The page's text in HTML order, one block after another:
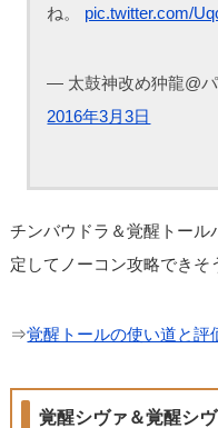
ね。 pic.twitter.com/
— 太鼓神改め狆龍@
2016年3月3日
チンバウドラ＆覚醒トール
定してノーコン攻略できそ
⇒覚醒トールの使い道と評
覚醒シヴァ＆覚醒シ